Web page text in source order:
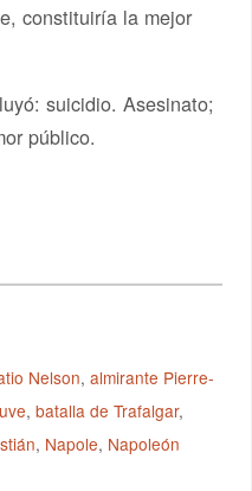
constituiría la mejor
suicidio. Asesinato;
público.
Nelson,almirante Pierre-
,batalla de Trafalgar,
, Napole, Napoleón